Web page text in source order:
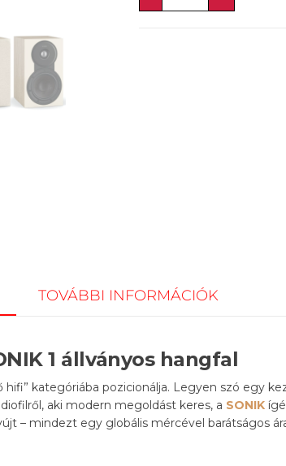
TOVÁBBI INFORMÁCIÓK
1 állványos hangfal
hifi” kategóriába pozicionálja. Legyen szó egy
aki modern megoldást keres, a SONIK
– mindezt egy globális mércével barátságos